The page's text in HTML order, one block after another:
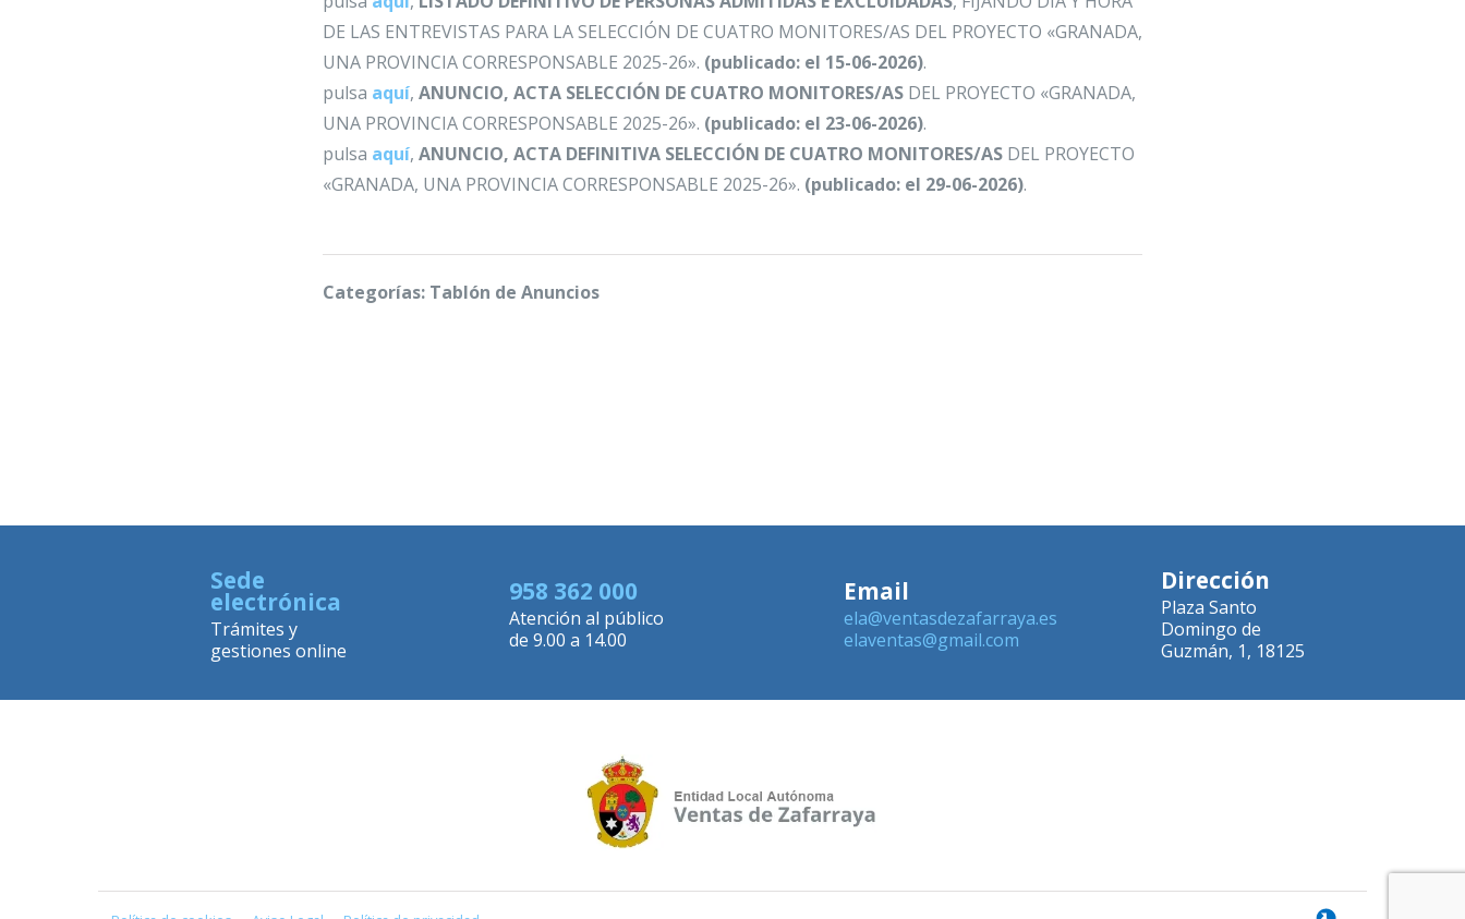
DE LAS ENTREVISTAS PARA LA SELECCIÓN DE CUATRO MONITORES/AS DEL PROYECTO «GRANADA,
UNA PROVINCIA CORRESPONSABLE 2025-26». (publicado: el 15-06-2026).
pulsa aquí, ANUNCIO, ACTA SELECCIÓN DE CUATRO MONITORES/AS DEL PROYECTO «GRANADA,
UNA PROVINCIA CORRESPONSABLE 2025-26». (publicado: el 23-06-2026).
pulsa aquí, ANUNCIO, ACTA DEFINITIVA SELECCIÓN DE CUATRO MONITORES/AS DEL PROYECTO
«GRANADA, UNA PROVINCIA CORRESPONSABLE 2025-26». (publicado: el 29-06-2026).
Categorías: Tablón de Anuncios
Sede
electrónica
Trámites y
gestiones online
958 362 000
Atención al público
de 9.00 a 14.00
Email
ela@ventasdezafarraya.es
elaventas@gmail.com
Dirección
Plaza Santo
Domingo de
Guzmán, 1, 18125